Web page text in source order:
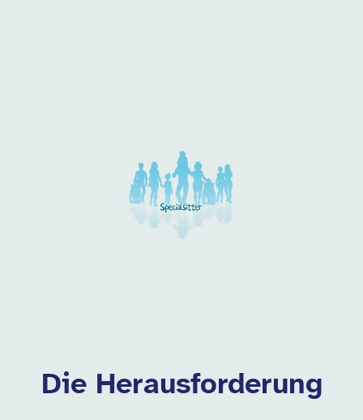
Unsere Arbeitgeber in
Die Herausforderung